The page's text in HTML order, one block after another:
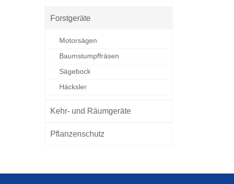
Forstgeräte
Motorsägen
Baumstumpffräsen
Sägebock
Häcksler
Kehr- und Räumgeräte
Pflanzenschutz